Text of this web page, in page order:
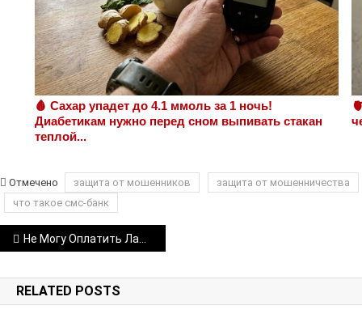
🩸 Сахар упадет до 4.1 ммоль за 1 ночь!
Диабетикам нужно перед сном выпивать стакан
теплой...
Отмечено защита от мошенников
защита от мошенничества
что такое смс-банк
Навигация
по
записям
Не Могу Оплатить Лада Медиа Через Сбербанк Онлайн • Что нужно для оплаты
RELATED POSTS